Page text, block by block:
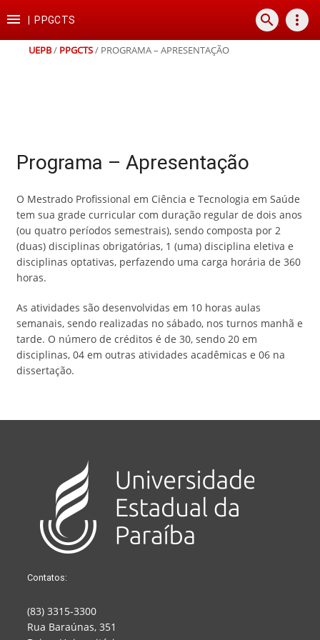
para
conteúdo
para
para
para
rodapé
 PPGCTS search more_vert
UEPB/ PPGCTS/ PROGRAMA – APRESENTAÇÃO
Programa – Apresentação
O Mestrado Profissional em Ciência e Tecnologia em Saúde
tem sua grade curricular com duração regular de dois anos
(ou quatro períodos semestrais), sendo composta por 2
(duas) disciplinas obrigatórias, 1 (uma) disciplina eletiva e
disciplinas optativas, perfazendo uma carga horária de 360
horas.
As atividades são desenvolvidas em 10 horas aulas
semanais, sendo realizadas no sábado, nos turnos manhã e
tarde. O número de créditos é de 30, sendo 20 em
disciplinas, 04 em outras atividades acadêmicas e 06 na
dissertação.
Contatos:
(83) 3315-3300
Rua Baraúnas, 351